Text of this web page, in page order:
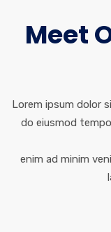
Meet
Lorem ipsum dolor
do eiusmod
enim ad minim